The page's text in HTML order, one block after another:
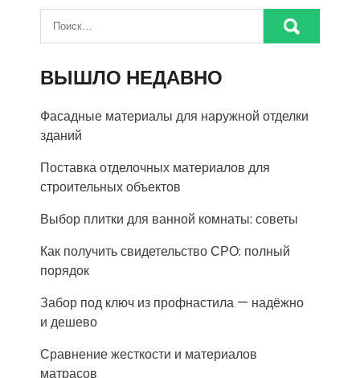
ВЫШЛО НЕДАВНО
Фасадные материалы для наружной отделки
зданий
Поставка отделочных материалов для
строительных объектов
Выбор плитки для ванной комнаты: советы
Как получить свидетельство СРО: полный
порядок
Забор под ключ из профнастила — надёжно
и дешево
Сравнение жесткости и материалов
матрасов